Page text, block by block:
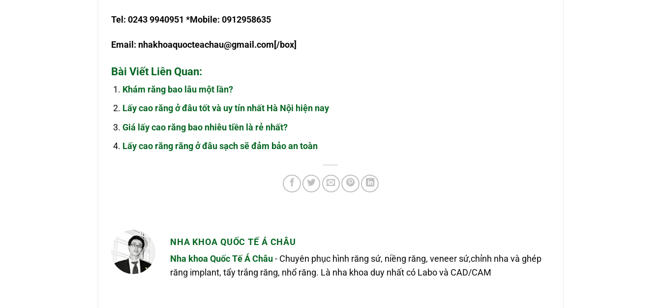
Tel: 0243 9940951 *Mobile: 0912958635
Email: nhakhoaquocteachau@gmail.com [/box]
Bài Viết Liên Quan:
Khám răng bao lâu một lần?
Lấy cao răng ở đâu tốt và uy tín nhất Hà Nội hiện nay
Giá lấy cao răng bao nhiêu tiền là rẻ nhất?
Lấy cao răng răng ở đâu sạch sẽ đảm bảo an toàn
NHA KHOA QUỐC TẾ Á CHÂU
Nha khoa Quốc Tế Á Châu- Chuyên phục hình răng sứ, niềng răng, veneer sứ,chỉnh nha và ghép
răng implant, tẩy trắng răng, nhổ răng. Là nha khoa duy nhất có Labo và CAD/CAM